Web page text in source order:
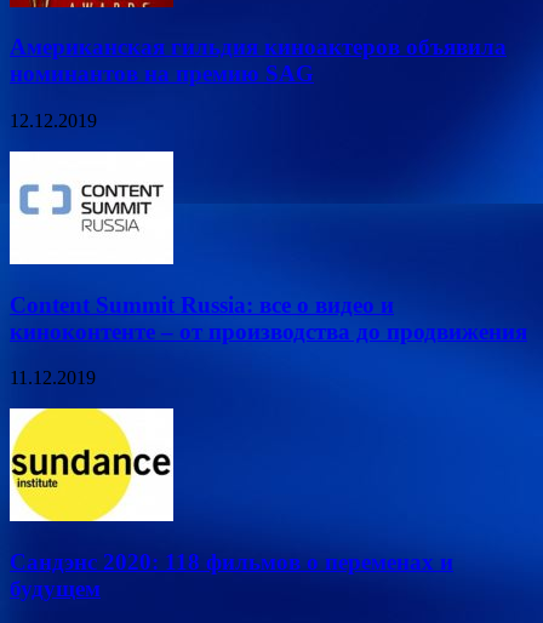
Американская гильдия киноактеров объявила
номинантов на премию SAG
12.12.2019
Content Summit Russia: все о видео и
киноконтенте – от производства до продвижения
11.12.2019
Сандэнс 2020: 118 фильмов о переменах и
будущем